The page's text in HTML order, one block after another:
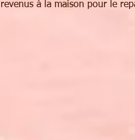
revenus à la maison pour le